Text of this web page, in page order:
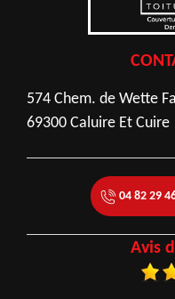
574 Chem. de Wette
69300 Caluire Et Cuire
04 82 29
Avis